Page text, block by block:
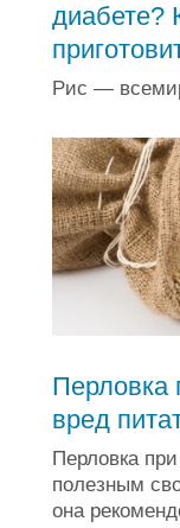
диабете?
Рис —
Перловка
вред
Перловка
полезным
она